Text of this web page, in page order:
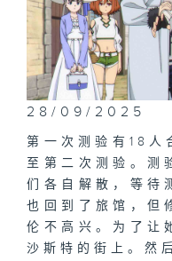
28/09/2025
第一次测验有18人
至第二次测验。测
们各自解散，等待
也回到了旅馆，但
伦不高兴。为了让
沙斯特的街上。然